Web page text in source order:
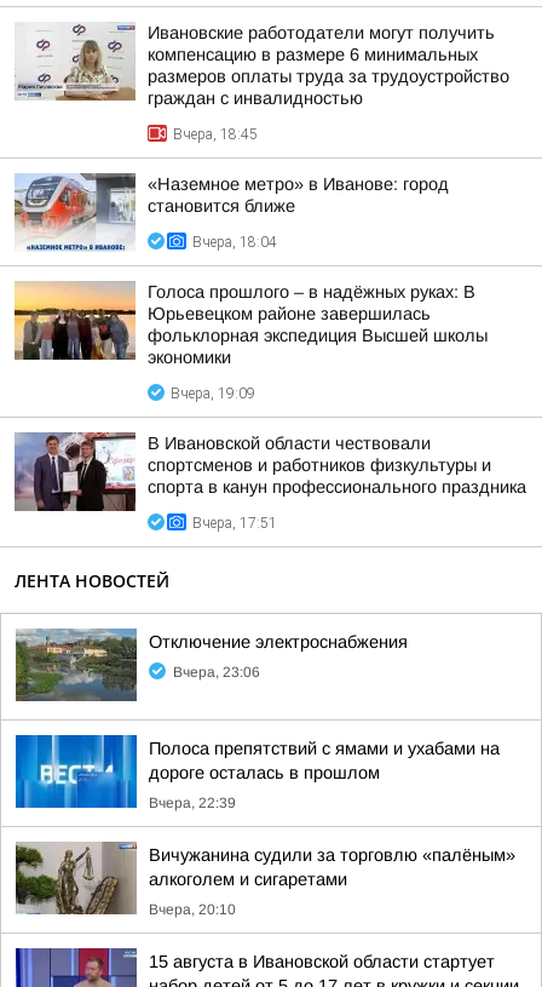
Ивановские работодатели могут получить
компенсацию в размере 6 минимальных
размеров оплаты труда за трудоустройство
граждан с инвалидностью
Вчера, 18:45
«Наземное метро» в Иванове: город
становится ближе
Вчера, 18:04
Голоса прошлого – в надёжных руках: В
Юрьевецком районе завершилась
фольклорная экспедиция Высшей школы
экономики
Вчера, 19:09
В Ивановской области чествовали
спортсменов и работников физкультуры и
спорта в канун профессионального праздника
Вчера, 17:51
ЛЕНТА НОВОСТЕЙ
Отключение электроснабжения
Вчера, 23:06
Полоса препятствий с ямами и ухабами на
дороге осталась в прошлом
Вчера, 22:39
Вичужанина судили за торговлю «палёным»
алкоголем и сигаретами
Вчера, 20:10
15 августа в Ивановской области стартует